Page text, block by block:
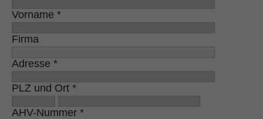
Vorname *
Firma
Adresse *
PLZ und Ort *
AHV-Nummer *